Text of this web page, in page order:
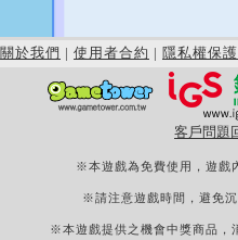
關於我們 | 使用者合約 | 隱私權保護
客戶問題
※本遊戲為免費使用，遊戲
※請注意遊戲時間，避免
※本遊戲提供之機會中獎商品，